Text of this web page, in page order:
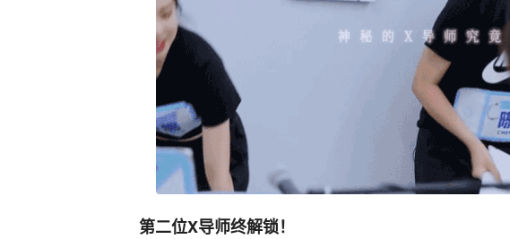
第二位X导师终解锁！